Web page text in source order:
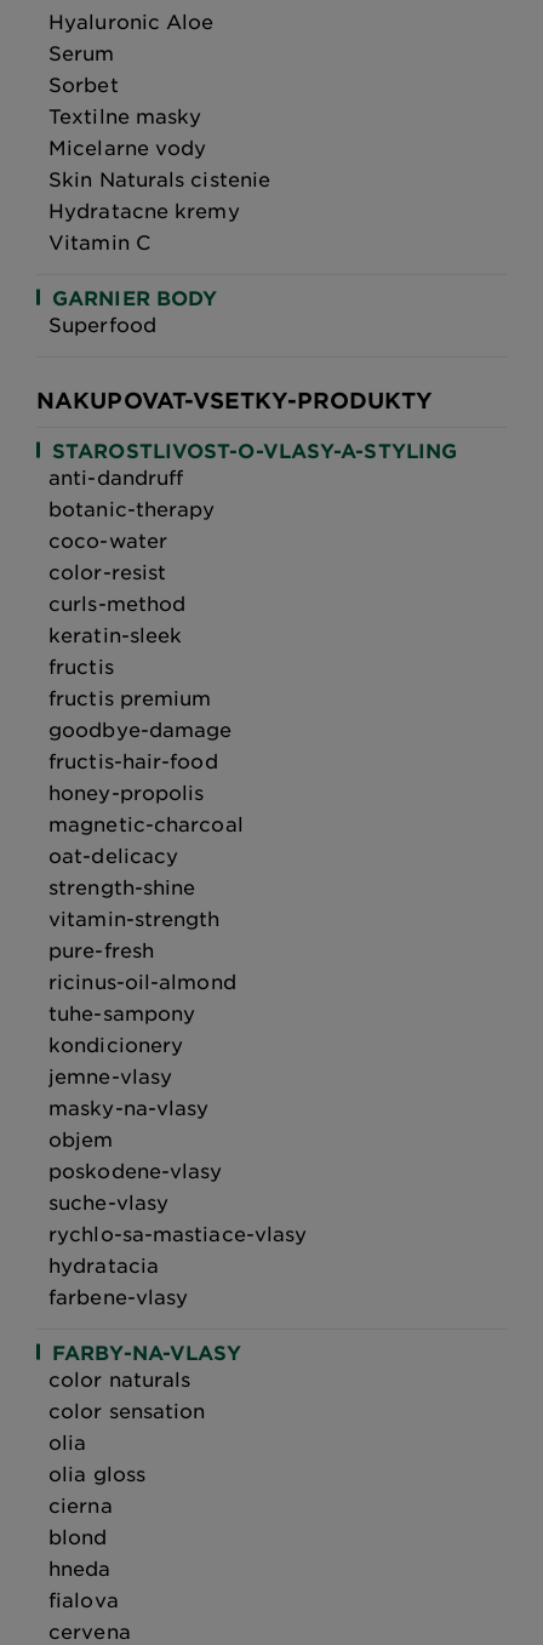
Hyaluronic Aloe
Serum
Sorbet
Textilne masky
Micelarne vody
Skin Naturals cistenie
Hydratacne kremy
Vitamin C
GARNIER BODY
Superfood
NAKUPOVAT-VSETKY-PRODUKTY
STAROSTLIVOST-O-VLASY-A-STYLING
anti-dandruff
botanic-therapy
coco-water
color-resist
curls-method
keratin-sleek
fructis
fructis premium
goodbye-damage
fructis-hair-food
honey-propolis
magnetic-charcoal
oat-delicacy
strength-shine
vitamin-strength
pure-fresh
ricinus-oil-almond
tuhe-sampony
kondicionery
jemne-vlasy
masky-na-vlasy
objem
poskodene-vlasy
suche-vlasy
rychlo-sa-mastiace-vlasy
hydratacia
farbene-vlasy
FARBY-NA-VLASY
color naturals
color sensation
olia
olia gloss
cierna
blond
hneda
fialova
cervena